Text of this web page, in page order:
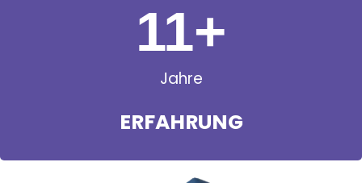
Jahre
ERFAHRUNG
11+